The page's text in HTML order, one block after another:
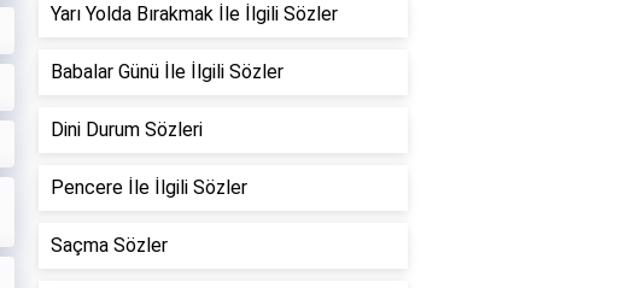
Yarı Yolda Bırakmak İle İlgili Sözler
Babalar Günü İle İlgili Sözler
Dini Durum Sözleri
Pencere İle İlgili Sözler
Saçma Sözler